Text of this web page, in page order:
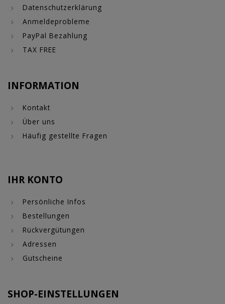
Datenschutzerklärung
Anmeldeprobleme
PayPal Bezahlung
TAX FREE
INFORMATION
Kontakt
Über uns
Häufig gestellte Fragen
IHR KONTO
Persönliche Infos
Bestellungen
Rückvergütungen
Adressen
Gutscheine
SHOP-EINSTELLUNGEN